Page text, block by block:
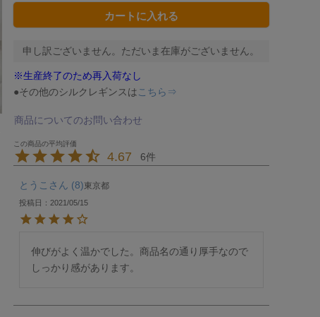
カートに入れる
申し訳ございません。ただいま在庫がございません。
※生産終了のため再入荷なし
●その他のシルクレギンスはこちら⇒
商品についてのお問い合わせ
4.67 6
とうこ 8 東京都
投稿日 2021/05/15
伸びがよく温かでした。商品名の通り厚手なので
しっかり感があります。